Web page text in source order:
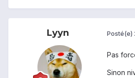
Lyyn Posté(e)
Pas
Sinon